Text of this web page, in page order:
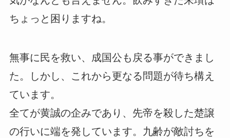
ちょっと困りますね。
無事に民を救い、成国公も戻る事ができまし
た。しかし、これから更なる問題が待ち構え
ています。
全てが黄誠の企みであり、先帝を殺した楚譲
の行いに端を発しています。九齢が敵討ちを